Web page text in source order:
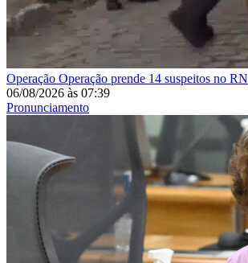
Operação Operação prende 14 suspeitos no RN
06/08/2026 às 07:39
Pronunciamento